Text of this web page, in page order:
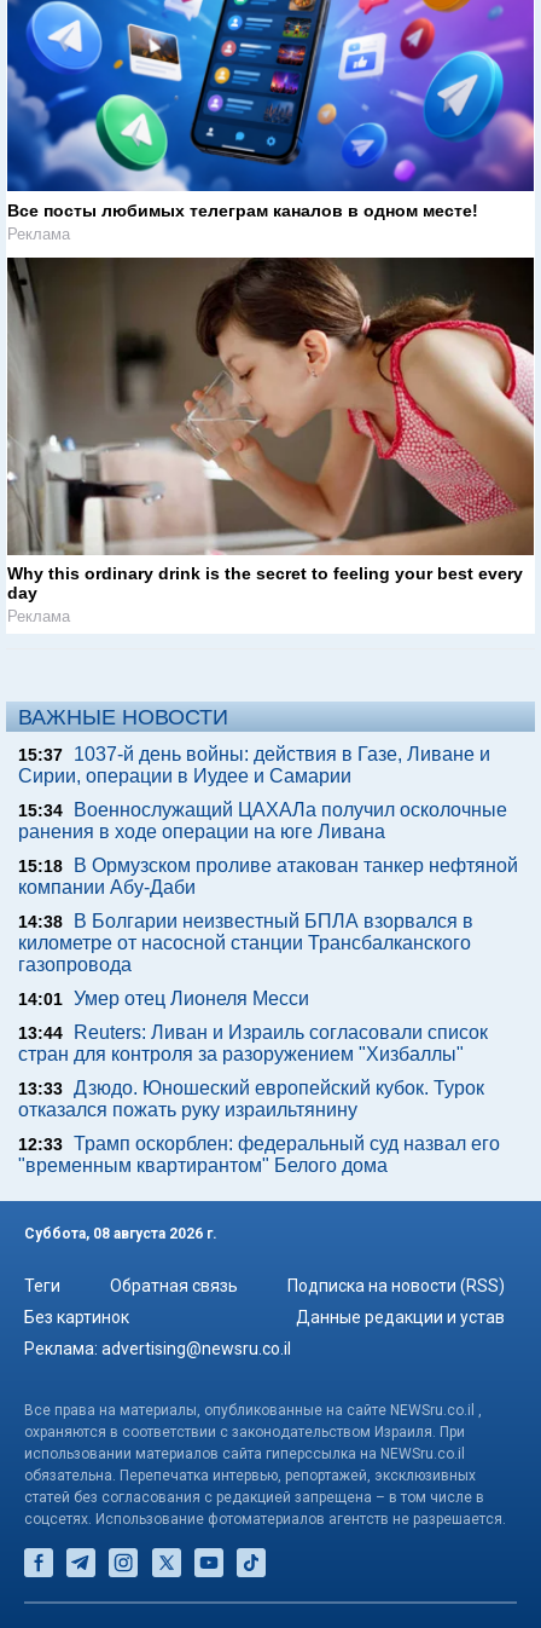
Все посты любимых телеграм каналов в одном месте!
Реклама
Why this ordinary drink is the secret to feeling your best every
day
Реклама
ВАЖНЫЕ НОВОСТИ
15:37
1037-й день войны: действия в Газе, Ливане и
Сирии, операции в Иудее и Самарии
15:34
Военнослужащий ЦАХАЛа получил осколочные
ранения в ходе операции на юге Ливана
15:18
В Ормузском проливе атакован танкер нефтяной
компании Абу-Даби
14:38
В Болгарии неизвестный БПЛА взорвался в
километре от насосной станции Трансбалканского
газопровода
14:01 Умер отец Лионеля Месси
13:44
Reuters: Ливан и Израиль согласовали список
стран для контроля за разоружением "Хизбаллы"
13:33 Дзюдо. Юношеский европейский кубок. Турок
отказался пожать руку израильтянину
12:33 Трамп оскорблен: федеральный суд назвал его
"временным квартирантом" Белого дома
Суббота, 08 августа 2026 г.
Теги Обратная связь
Подписка на новости (RSS)
Без картинок
Данные редакции и устав
Реклама: advertising@newsru.co.il
Все права на материалы, опубликованные на сайте NEWSru.co.il ,
охраняются в соответствии с законодательством Израиля. При
использовании материалов сайта гиперссылка на NEWSru.co.il
обязательна. Перепечатка интервью, репортажей, эксклюзивных
статей без согласования с редакцией запрещена – в том числе в
соцсетях. Использование фотоматериалов агентств не разрешается.